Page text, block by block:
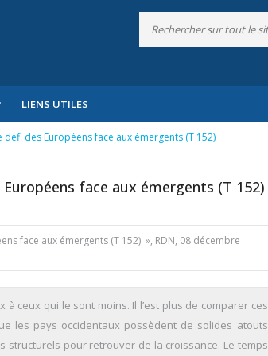
LIENS UTILES
des Européens face aux émergents (T 152)
face aux émergents (T 152)
face aux émergents (T 152) », RDN, 08 décembre
ceux qui le sont moins. Il l’est plus de comparer ces
les pays occidentaux possèdent de solides atouts
structurels pour retrouver de la croissance. Le temps